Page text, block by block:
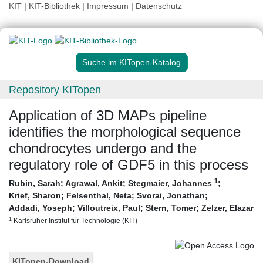
KIT | KIT-Bibliothek | Impressum | Datenschutz
Suche im KITopen-Katalog
Repository KITopen
Application of 3D MAPs pipeline
identifies the morphological sequence
chondrocytes undergo and the
regulatory role of GDF5 in this process
Rubin, Sarah; Agrawal, Ankit; Stegmaier, Johannes 1;
Krief, Sharon; Felsenthal, Neta; Svorai, Jonathan;
Addadi, Yoseph; Villoutreix, Paul; Stern, Tomer; Zelzer, Elazar
1 Karlsruher Institut für Technologie (KIT)